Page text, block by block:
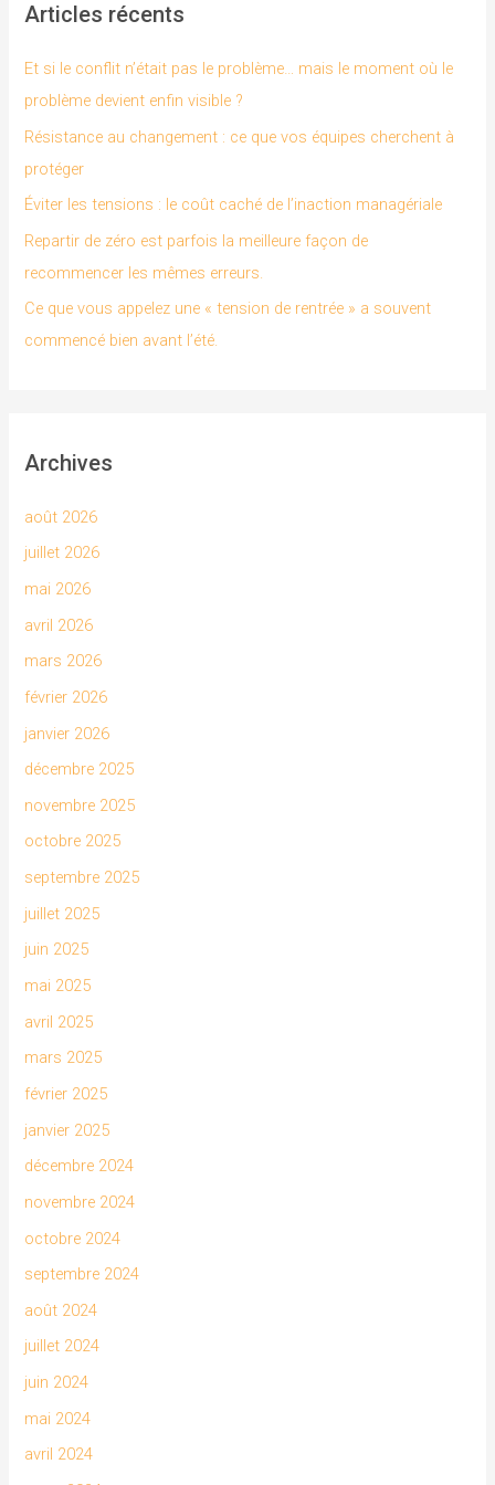
e
h
e
r
:
Articles récents
Et si le conflit n’était pas le problème… mais le moment où le
problème devient enfin visible ?
Résistance au changement : ce que vos équipes cherchent à
protéger
Éviter les tensions : le coût caché de l’inaction managériale
Repartir de zéro est parfois la meilleure façon de
recommencer les mêmes erreurs.
Ce que vous appelez une « tension de rentrée » a souvent
commencé bien avant l’été.
Archives
août 2026
juillet 2026
mai 2026
avril 2026
mars 2026
février 2026
janvier 2026
décembre 2025
novembre 2025
octobre 2025
septembre 2025
juillet 2025
juin 2025
mai 2025
avril 2025
mars 2025
février 2025
janvier 2025
décembre 2024
novembre 2024
octobre 2024
septembre 2024
août 2024
juillet 2024
juin 2024
mai 2024
avril 2024